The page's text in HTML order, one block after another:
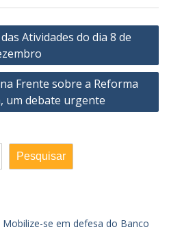
Atividades do dia 8 de
Frente sobre a Reforma
um debate urgente
Pesquisar
Mobilize-se em defesa do Banco